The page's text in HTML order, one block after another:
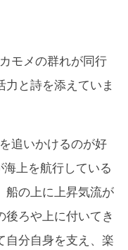
モメの群れが同行
力と詩を添えていま
追いかけるのが好
上を航行している
船の上に上昇気流が
後ろや上に付いてき
自分自身を支え、楽